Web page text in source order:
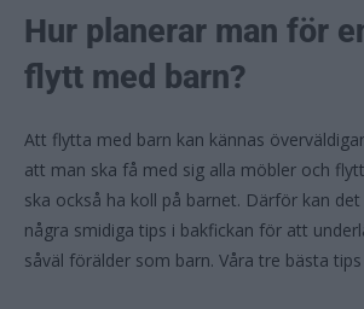
Hur planerar man för
flytt med barn?
Att flytta med barn kan kännas
att man ska få med sig alla möbler och
ska också ha koll på barnet. Därför kan
några smidiga tips i bakfickan för att
såväl förälder som barn. Våra tre bästa tips